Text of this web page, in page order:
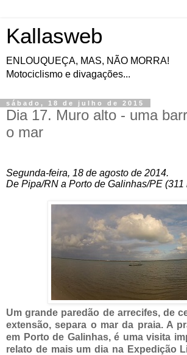
Kallasweb
ENLOUQUEÇA, MAS, NÃO MORRA!
Motociclismo e divagações...
sábado, 18 de julho de 2015
Dia 17. Muro alto - uma
o mar
Segunda-feira, 18 de agosto de 2014.
De Pipa/RN a Porto de Galinhas/PE (311
Um grande paredão de arrecifes, de
extensão, separa o mar da praia. A
em Porto de Galinhas, é uma visita
relato de mais um dia na Expedição